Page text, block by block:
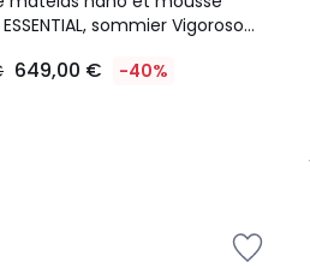
sommier Vigoroso
pieds
649,00 € -40%